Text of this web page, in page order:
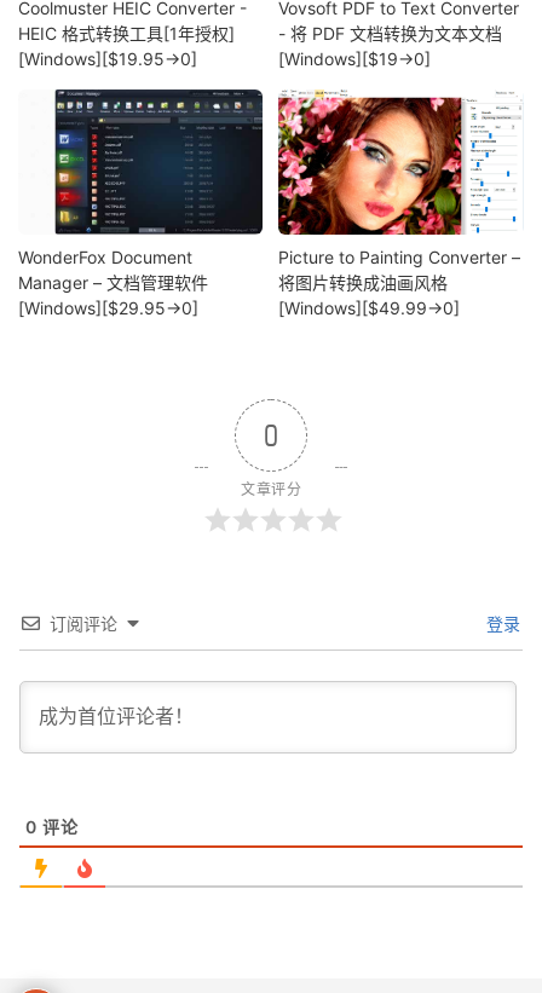
Coolmuster HEIC Converter -
HEIC 格式转换工具[1年授权]
[Windows][$19.95→0]
Vovsoft PDF to Text Converter
- 将 PDF 文档转换为文本文档
[Windows][$19→0]
WonderFox Document
Manager – 文档管理软件
[Windows][$29.95→0]
Picture to Painting Converter –
将图片转换成油画风格
[Windows][$49.99→0]
0
文章评分
订阅评论 登录
0 评论